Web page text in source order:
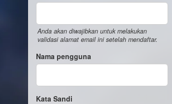
Anda akan diwajibkan untuk melakukan
validasi alamat email ini setelah mendaftar.
Nama pengguna
Kata Sandi